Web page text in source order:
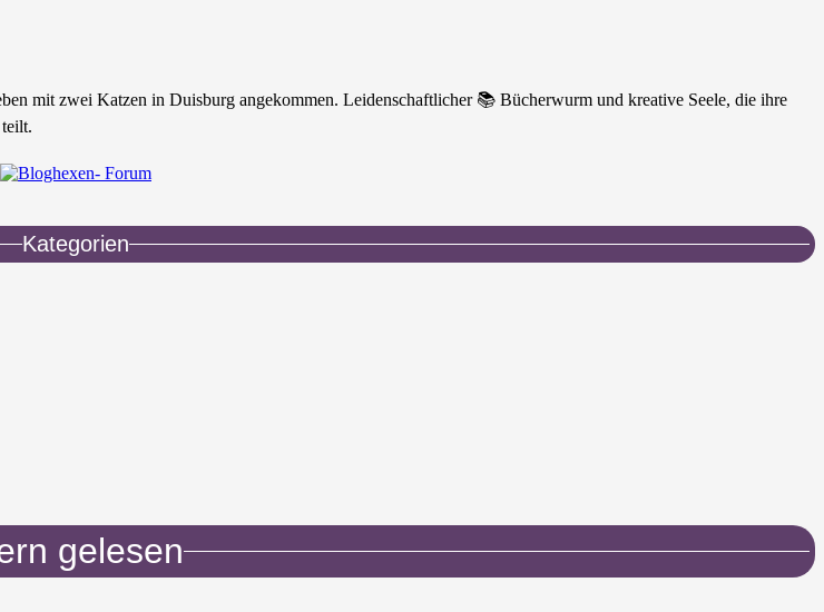
mit zwei Katzen in Duisburg angekommen. Leidenschaftlicher 📚 Bücherwurm und kreative Seele, die ihre
Kategorien
gelesen